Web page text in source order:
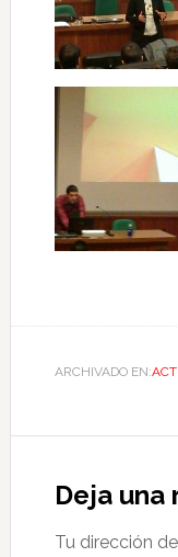
ARCHIVADO EN:
Deja una
Tu dirección